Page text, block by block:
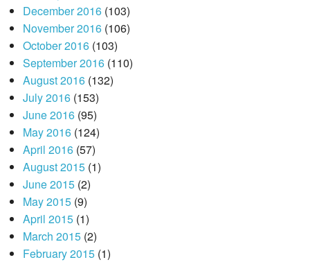
December 2016(103)
November 2016(106)
October 2016(103)
September 2016(110)
August 2016(132)
July 2016(153)
June 2016(95)
May 2016(124)
April 2016(57)
August 2015(1)
June 2015(2)
May 2015(9)
April 2015(1)
March 2015(2)
February 2015(1)